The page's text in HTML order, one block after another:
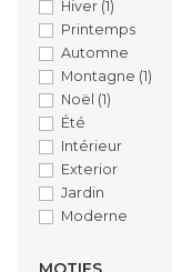
Hiver (1)
Printemps
Automne
Montagne (1)
Noël (1)
Été
Intérieur
Exterior
Jardin
Moderne